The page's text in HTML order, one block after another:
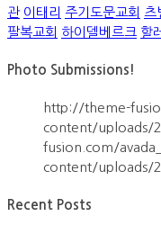
관 이태리 주기도문교회 츠
팔복교회 하이델베르크 할레
Photo Submissions!
http://theme-
content/uploads/
fusion.com/
content/uploads/
Recent Posts